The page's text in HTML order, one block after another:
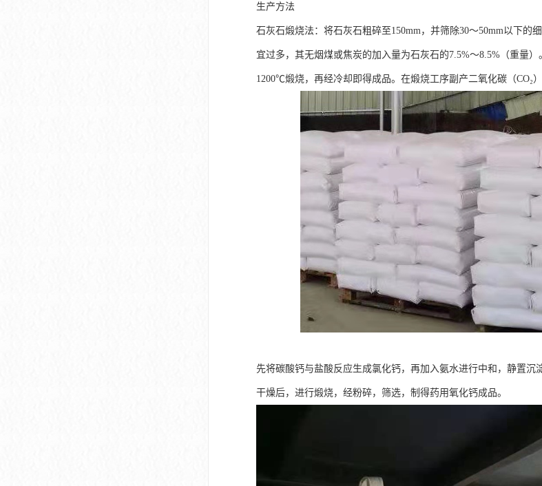
生产方法
石灰石煅烧法：将石灰石粗碎至150mm，并筛除30～50mm以下
宜过多，其无烟煤或焦炭的加入量为石灰石的7.5%～8.5%（重量
1200℃煅烧，再经冷却即得成品。在煅烧工序副产二氧化碳（CO₂
先将碳酸钙与盐酸反应生成氯化钙，再加入氨水进行中和，静置沉
干燥后，进行煅烧，经粉碎，筛选，制得药用氧化钙成品。